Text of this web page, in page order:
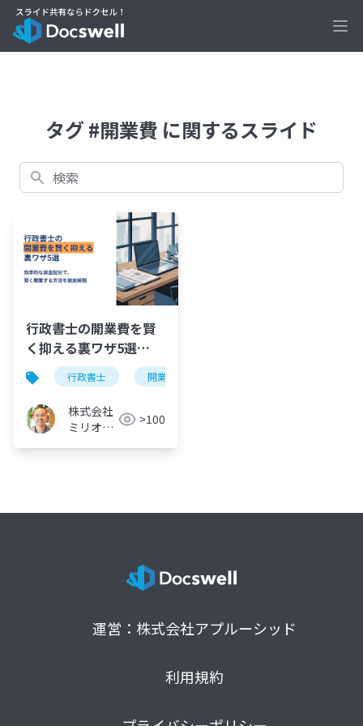
タグ #開業費 に関するスライド
検索
行政書士の開業費を賢
く抑える裏ワザ5選
「44.8万円も節約でき
る」
行政書士 開業費
株式会社
ミリオン
>100
運営：株式会社アプルーシッド
利用規約